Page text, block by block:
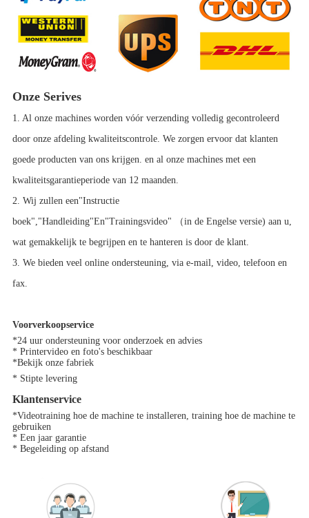
Onze Serives
1. Al onze machines worden vóór verzending volledig gecontroleerd
door onze afdeling kwaliteitscontrole. We zorgen ervoor dat klanten
goede producten van ons krijgen. en al onze machines met een
kwaliteitsgarantieperiode van 12 maanden.
2. Wij zullen een"Instructie
boek","Handleiding"En"Trainingsvideo" （in de Engelse versie) aan u,
wat gemakkelijk te begrijpen en te hanteren is door de klant.
3. We bieden veel online ondersteuning, via e-mail, video, telefoon en
fax.
Voorverkoopservice
*24 uur ondersteuning voor onderzoek en advies
* Printervideo en foto's beschikbaar
*Bekijk onze fabriek
* Stipte levering
Klantenservice
*Videotraining hoe de machine te installeren, training hoe de machine te
gebruiken
* Een jaar garantie
* Begeleiding op afstand